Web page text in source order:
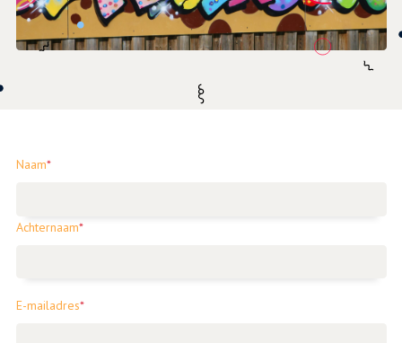
Naam*
Achternaam*
E-mailadres*